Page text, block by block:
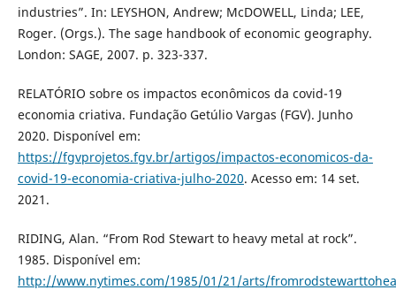
industries”. In: LEYSHON, Andrew; McDOWELL, Linda; LEE,
Roger. (Orgs.). The sage handbook of economic geography.
London: SAGE, 2007. p. 323-337.
RELATÓRIO sobre os impactos econômicos da covid-19
economia criativa. Fundação Getúlio Vargas (FGV). Junho
2020. Disponível em:
https://fgvprojetos.fgv.br/artigos/impactos-economicos-da-
covid-19-economia-criativa-julho-2020. Acesso em: 14 set.
2021.
RIDING, Alan. “From Rod Stewart to heavy metal at rock”.
1985. Disponível em:
http://www.nytimes.com/1985/01/21/arts/